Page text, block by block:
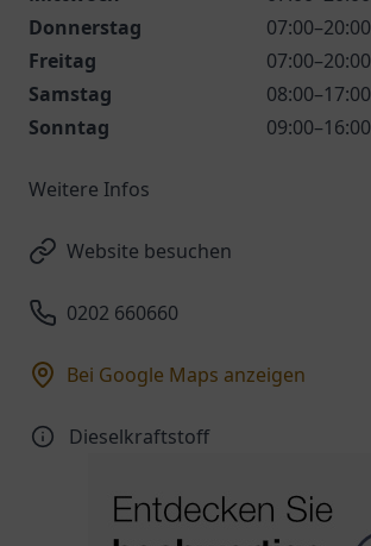
Donnerstag
07:00–20:00
Freitag
07:00–20:00
Samstag
08:00–17:00
Sonntag
09:00–16:00
Weitere Infos
Website besuchen
0202 660660
Bei Google Maps anzeigen
Dieselkraftstoff